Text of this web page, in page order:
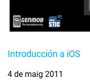
Introducción a iOS
4 de maig 2011